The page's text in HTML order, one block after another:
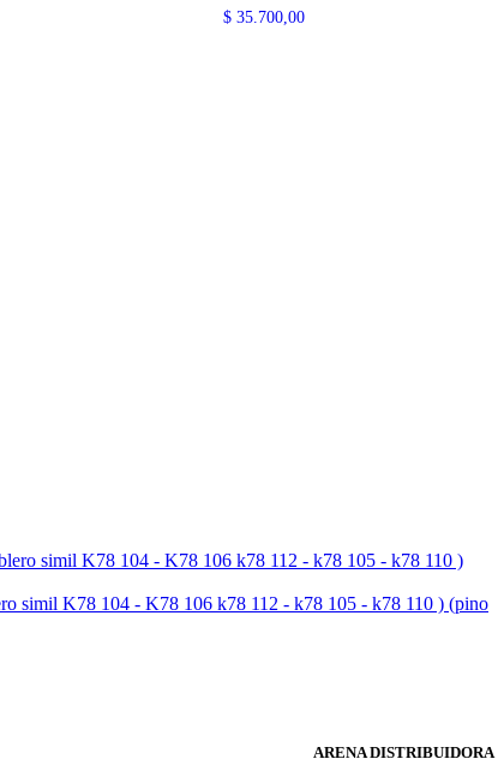
$ 35.700,00
K78 104 - K78 106 k78 112 - k78 105 - k78 110 ) (pino
ARENA DISTRIBUIDORA